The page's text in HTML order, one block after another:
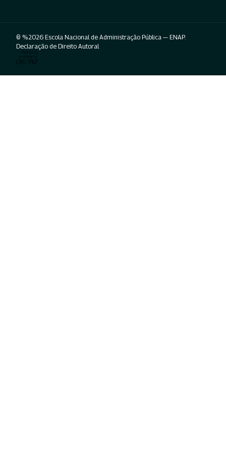
© %2026 Escola Nacional de Administração Pública — ENAP.
Declaração de Direito Autoral